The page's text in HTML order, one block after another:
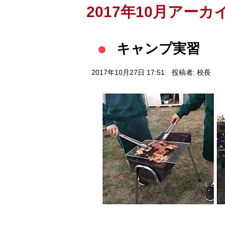
2017年10月アーカ
キャンプ実習
2017年10月27日 17:51 投稿者: 校長